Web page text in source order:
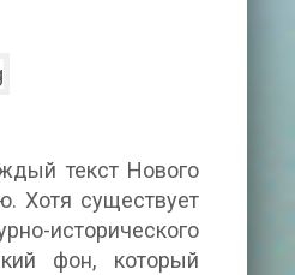
текст Нового
Хотя существует
исторического
фон, который